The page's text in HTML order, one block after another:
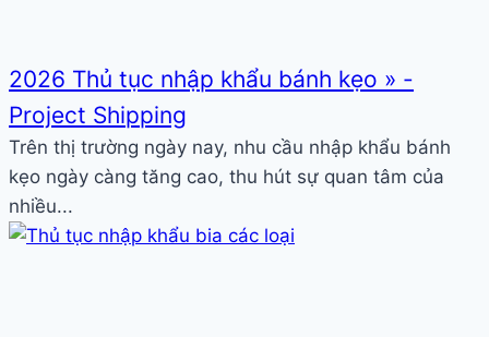
2026 Thủ tục nhập khẩu bánh kẹo » -
Project Shipping
Trên thị trường ngày nay, nhu cầu nhập khẩu bánh
kẹo ngày càng tăng cao, thu hút sự quan tâm của
nhiều...